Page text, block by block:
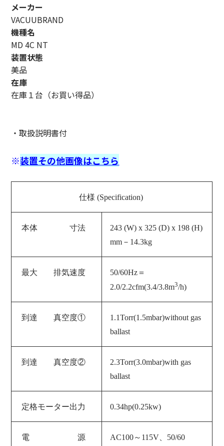
メーカー
VACUUBRAND
機種名
MD 4C NT
装置状態
美品
在庫
在庫１台（お買い得品）
・取扱説明書付
※装置その他画像はこちら
仕様 (Specification)
本体 寸法
243 (W) x 325 (D) x 198 (H)
mm－14.3kg
最大 排気速度
50/60Hz＝
2.0/2.2cfm(3.4/3.8m3/h)
到達 真空度①
1.1Torr(1.5mbar)without gas
ballast
到達 真空度② 2.3Torr(3.0mbar)with gas
ballast
定格モーター出力 0.34hp(0.25kw)
電 源
AC100～115V、50/60